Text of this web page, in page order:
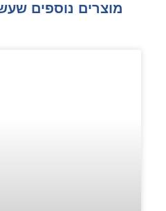
מוצרים נוספים